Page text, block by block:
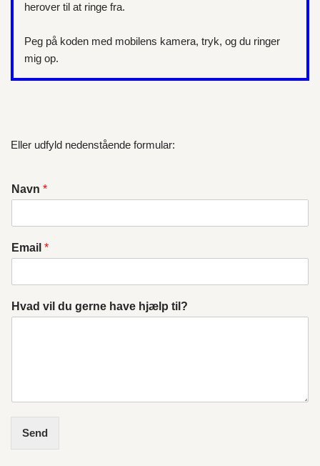
herover til at ringe fra.
Peg på koden med mobilens kamera, tryk, og du ringer
mig op.
Eller udfyld nedenstående formular:
Navn *
Email *
Hvad vil du gerne have hjælp til?
Send